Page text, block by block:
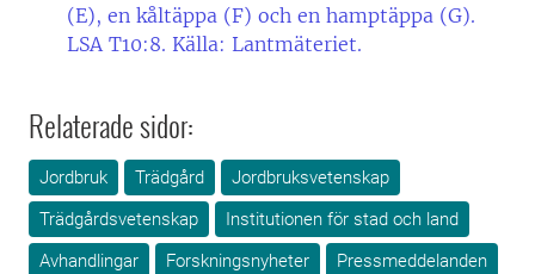
(E), en kåltäppa (F) och en hamptäppa (G).
LSA T10:8. Källa: Lantmäteriet.
Relaterade sidor:
Jordbruk Trädgård
Jordbruksvetenskap
Trädgårdsvetenskap
Institutionen för stad och land
Avhandlingar
Forskningsnyheter Pressmeddelanden